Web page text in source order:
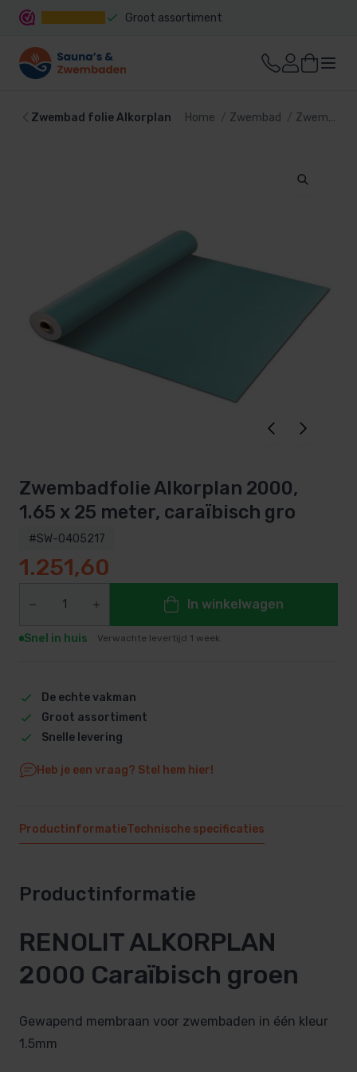
Groot assortiment
Zwembad folie Alkorplan Home Zwembad Zwembad bekleding
Zwembadfolie Alkorplan 2000,
1.65 x 25 meter, caraïbisch gro
#SW-0405217
1.251,60
In winkelwagen
Snel in huis Verwachte levertijd 1 week
De echte vakman
Groot assortiment
Snelle levering
Heb je een vraag? Stel hem hier!
ProductinformatieTechnische specificaties
Productinformatie
RENOLIT ALKORPLAN
2000 Caraïbisch groen
Gewapend membraan voor zwembaden in één kleur
1.5mm